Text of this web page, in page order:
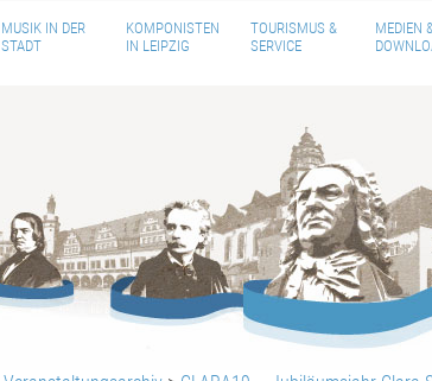
MUSIK IN DER
STADT
KOMPONISTEN
IN LEIPZIG
TOURISMUS &
SERVICE
MEDIEN